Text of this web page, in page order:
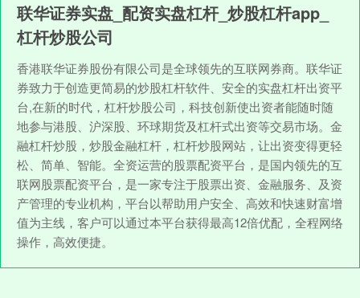
联华证券实盘_配资实盘杠杆_炒股杠杆app_
杠杆炒股公司
香港联华证券股份有限公司是全球领先的互联网券商。联华证
券致力于创造更简易的炒股杠杆软件、安全的实盘杠杆出资平
台,在新的时代，杠杆炒股公司，科技创新使出资者能随时随
地参与港股、沪深股、环球期货及杠杆式出资等交易市场。金
融杠杆炒股，炒股金融杠杆，杠杆炒股网站，让出资变得更轻
松、简单、智能。全资运营的股票配资平台，是国内领先的互
联网股票配资平台，是一家专注于股票出资、金融服务、及资
产管理的专业机构，平台以帮助用户安全、高效和快速财富增
值为主线，客户可以通过本平台获得最高12倍优配，全程网络
操作，高效便捷。